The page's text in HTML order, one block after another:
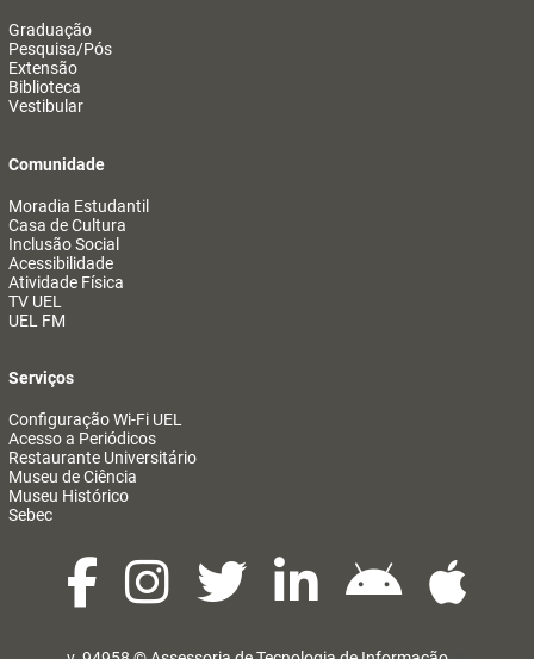
Graduação
Pesquisa/Pós
Extensão
Biblioteca
Vestibular
Comunidade
Moradia Estudantil
Casa de Cultura
Inclusão Social
Acessibilidade
Atividade Física
TV UEL
UEL FM
Serviços
Configuração Wi-Fi UEL
Acesso a Periódicos
Restaurante Universitário
Museu de Ciência
Museu Histórico
Sebec